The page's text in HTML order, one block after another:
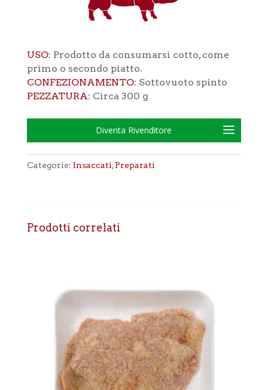
USO: Prodotto da consumarsi cotto, come
primo o secondo piatto.
CONFEZIONAMENTO: Sottovuoto spinto
PEZZATURA: Circa 300 g
Diventa Rivenditore
Categorie: Insaccati,Preparati
Prodotti correlati